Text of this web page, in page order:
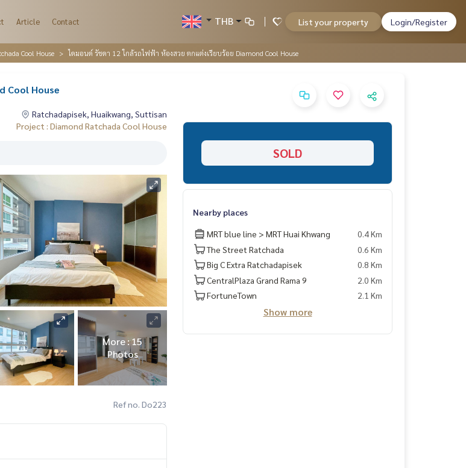
Article Contact THB List your property Login/Register
Cool House ไดมอนด์ รัชดา 12 ใกล้รถไฟฟ้า ห้องสวย ตกแต่งเรียบร้อย Diamond Cool House
Cool House
Ratchadapisek, Huaikwang, Suttisan
Project : Diamond Ratchada Cool House
More : 15
Photos
Ref no. Do223
SOLD
Nearby places
MRT blue line > MRT Huai Khwang
0.4 Km
The Street Ratchada
0.6 Km
Big C Extra Ratchadapisek
0.8 Km
CentralPlaza Grand Rama 9
2.0 Km
FortuneTown
2.1 Km
Show more